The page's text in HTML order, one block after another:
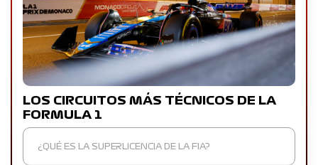
LOS CIRCUITOS MÁS TÉCNICOS DE LA
FORMULA 1
¿QUÉ ES LA SUPERLICENCIA DE LA FIA?